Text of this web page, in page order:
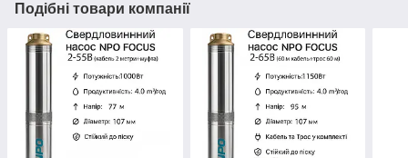
Подібні товари компанії